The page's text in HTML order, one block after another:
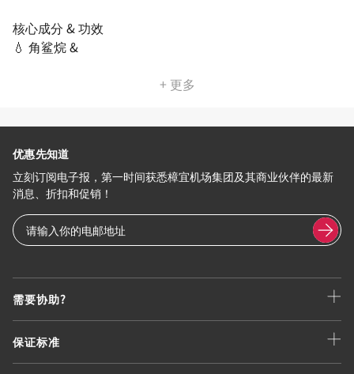
核心成分 & 功效
💧 角鲨烷 &
+ 更多
需要协助?
保证标准
优惠先知道
立刻订阅电子报，第一时间获悉樟宜机场集团及其商业伙伴的最新
消息、折扣和促销！